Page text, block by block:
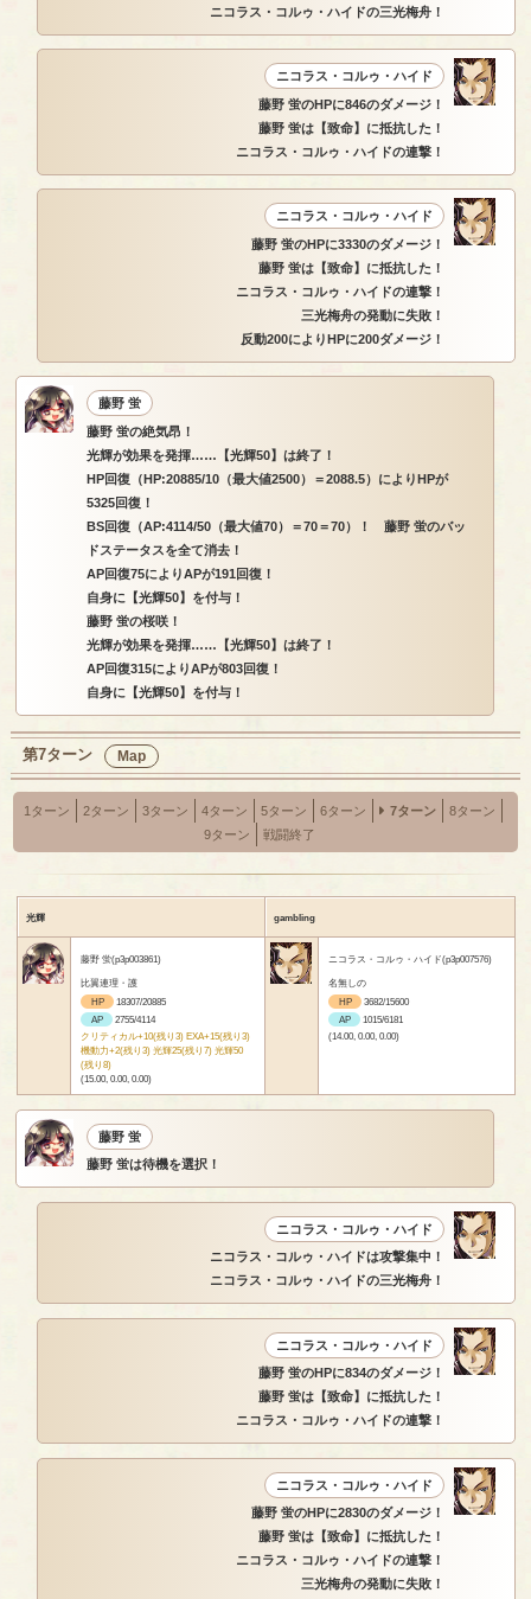
ニコラス・コルゥ・ハイドの三光梅舟！
ニコラス・コルゥ・ハイド
藤野 蛍のHPに846のダメージ！
藤野 蛍は【致命】に抵抗した！
ニコラス・コルゥ・ハイドの連撃！
ニコラス・コルゥ・ハイド
藤野 蛍のHPに3330のダメージ！
藤野 蛍は【致命】に抵抗した！
ニコラス・コルゥ・ハイドの連撃！
三光梅舟の発動に失敗！
反動200によりHPに200ダメージ！
藤野 蛍
藤野 蛍の絶気昂！
光輝が効果を発揮……【光輝50】は終了！
HP回復（HP:20885/10（最大値2500）＝2088.5）によりHPが
5325回復！
BS回復（AP:4114/50（最大値70）＝70＝70）！ 藤野 蛍のバッ
ドステータスを全て消去！
AP回復75によりAPが191回復！
自身に【光輝50】を付与！
藤野 蛍の桜咲！
光輝が効果を発揮……【光輝50】は終了！
AP回復315によりAPが803回復！
自身に【光輝50】を付与！
第7ターン Map
1ターン 2ターン 3ターン 4ターン 5ターン 6ターン 7ターン
8ターン
9ターン
戦闘終了
光輝 gambling
藤野 蛍(p3p003861)
比翼連理・護
HP
18307/20885
AP
2755/4114
クリティカル+10(残り3) EXA+15(残り3)
機動力+2(残り3) 光輝25(残り7) 光輝50
(残り8)
(15.00, 0.00, 0.00)
ニコラス・コルゥ・ハイド(p3p007576)
名無しの
HP
3682/15600
AP
1015/6181
(14.00, 0.00, 0.00)
藤野 蛍
藤野 蛍は待機を選択！
ニコラス・コルゥ・ハイド
ニコラス・コルゥ・ハイドは攻撃集中！
ニコラス・コルゥ・ハイドの三光梅舟！
ニコラス・コルゥ・ハイド
藤野 蛍のHPに834のダメージ！
藤野 蛍は【致命】に抵抗した！
ニコラス・コルゥ・ハイドの連撃！
ニコラス・コルゥ・ハイド
藤野 蛍のHPに2830のダメージ！
藤野 蛍は【致命】に抵抗した！
ニコラス・コルゥ・ハイドの連撃！
三光梅舟の発動に失敗！